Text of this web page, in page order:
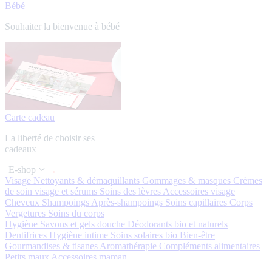
Bébé
Souhaiter la bienvenue à bébé
Carte cadeau
La liberté de choisir ses
cadeaux
E-shop
Visage Nettoyants & démaquillants Gommages & masques Crèmes
de soin visage et sérums Soins des lèvres Accessoires visage
Cheveux Shampoings Après-shampoings Soins capillaires Corps
Vergetures Soins du corps
Hygiène Savons et gels douche Déodorants bio et naturels
Dentifrices Hygiène intime Soins solaires bio Bien-être
Gourmandises & tisanes Aromathérapie Compléments alimentaires
Petits maux Accessoires maman